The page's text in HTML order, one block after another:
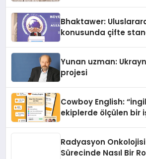
Bhaktawer:
konusunda çifte
Yunan uzman:
projesi
Cowboy English:
ekiplerde ölçülen bir
Radyasyon
Sürecinde Nasıl Bir